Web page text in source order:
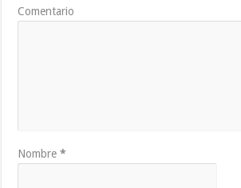
Comentario
Nombre*